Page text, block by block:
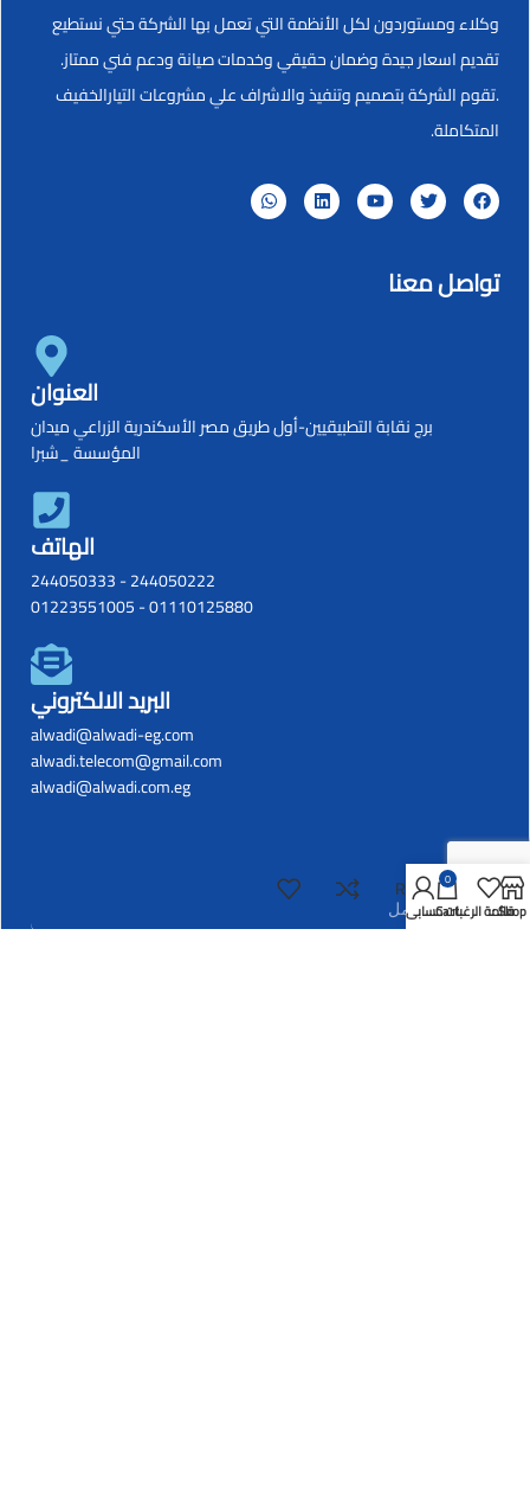
وكلاء ومستوردون لكل الأنظمة التي تعمل بها الشركة حتي نستطيع
تقديم اسعار جيدة وضمان حقيقي وخدمات صيانة ودعم فني ممتاز.
.تقوم الشركة بتصميم وتنفيذ والاشراف علي مشروعات التيارالخفيف
المتكاملة.
تواصل معنا
العنوان
برج نقابة التطبيقيين-أول طريق مصر الأسكندرية الزراعي ميدان
المؤسسة _شبرا
الهاتف
244050222
-
244050333
01110125880
-
01223551005
البريد الالكتروني
alwadi@alwadi-eg.com
alwadi.telecom@gmail.com
alwadi@alwadi.com.eg
R57082
Shopقائمة الرغبات
0
Cartحسابي